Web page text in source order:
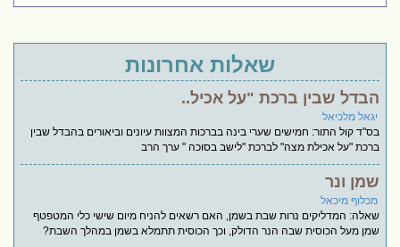
שאלות אחרונות
הבדל שבין ברכת "על אכיל..
יגאל מלכיאל
בס"ד קול התור: חמישים שערי בינה בברכות המצוות עיונים וביאורים בהבדל שבין
ברכת "על אכילת מצה" לברכת "לישב בסוכה " ערך הרב
שמן ונר
מכלוף מיכאל
שאלה: המדליקים נרות שבת בשמן, האם רשאים להניח מיום שישי כלי המטפטף
שמן מעל הכוסית שבה הנר הדולק, וכך הכוסית תתמלא בשמן במהלך השבת?